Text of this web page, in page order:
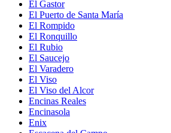
El Gastor
El Puerto de Santa María
El Rompido
El Ronquillo
El Rubio
El Saucejo
El Varadero
El Viso
El Viso del Alcor
Encinas Reales
Encinasola
Enix